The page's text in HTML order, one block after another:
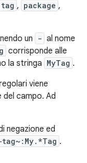
tag , package ,
un
- al nome
corrisponde alle
la stringa MyTag .
viene
del campo. Ad
negazione ed
tag~:My.*Tag .